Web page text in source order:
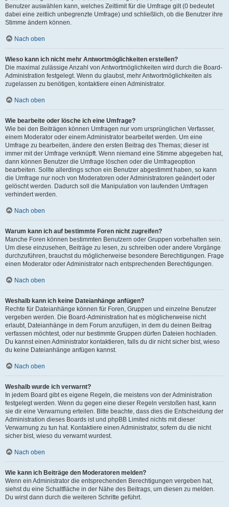
Benutzer auswählen kann, welches Zeitlimit für die Umfrage gilt (0 bedeutet
dabei eine zeitlich unbegrenzte Umfrage) und schließlich, ob die Benutzer ihre
Stimme ändern können.
Nach oben
Wieso kann ich nicht mehr Antwortmöglichkeiten erstellen?
Die maximal zulässige Anzahl von Antwortmöglichkeiten wird durch die Board-
Administration festgelegt. Wenn du glaubst, mehr Antwortmöglichkeiten als
zugelassen zu benötigen, kontaktiere einen Administrator.
Nach oben
Wie bearbeite oder lösche ich eine Umfrage?
Wie bei den Beiträgen können Umfragen nur vom ursprünglichen Verfasser,
einem Moderator oder einem Administrator bearbeitet werden. Um eine
Umfrage zu bearbeiten, ändere den ersten Beitrag des Themas; dieser ist
immer mit der Umfrage verknüpft. Wenn niemand eine Stimme abgegeben hat,
dann können Benutzer die Umfrage löschen oder die Umfrageoption
bearbeiten. Sollte allerdings schon ein Benutzer abgestimmt haben, so kann
die Umfrage nur noch von Moderatoren oder Administratoren geändert oder
gelöscht werden. Dadurch soll die Manipulation von laufenden Umfragen
verhindert werden.
Nach oben
Warum kann ich auf bestimmte Foren nicht zugreifen?
Manche Foren können bestimmten Benutzern oder Gruppen vorbehalten sein.
Um diese einzusehen, Beiträge zu lesen, zu schreiben oder andere Vorgänge
durchzuführen, brauchst du möglicherweise besondere Berechtigungen. Frage
einen Moderator oder Administrator nach entsprechenden Berechtigungen.
Nach oben
Weshalb kann ich keine Dateianhänge anfügen?
Rechte für Dateianhänge können für Foren, Gruppen und einzelne Benutzer
vergeben werden. Die Board-Administration hat es möglicherweise nicht
erlaubt, Dateianhänge in dem Forum anzufügen, in dem du deinen Beitrag
verfassen möchtest, oder nur bestimmte Gruppen dürfen Dateien hochladen.
Du kannst einen Administrator kontaktieren, falls du dir nicht sicher bist, wieso
du keine Dateianhänge anfügen kannst.
Nach oben
Weshalb wurde ich verwarnt?
In jedem Board gibt es eigene Regeln, die meistens von der Administration
festgelegt werden. Wenn du gegen eine dieser Regeln verstoßen hast, kann
sie dir eine Verwarnung erteilen. Bitte beachte, dass dies die Entscheidung der
Administration dieses Boards ist und phpBB Limited nichts mit dieser
Verwarnung zu tun hat. Kontaktiere einen Administrator, sofern du die nicht
sicher bist, wieso du verwarnt wurdest.
Nach oben
Wie kann ich Beiträge den Moderatoren melden?
Wenn ein Administrator die entsprechenden Berechtigungen vergeben hat,
siehst du eine Schaltfläche in der Nähe des Beitrags, um diesen zu melden.
Du wirst dann durch die weiteren Schritte geführt.